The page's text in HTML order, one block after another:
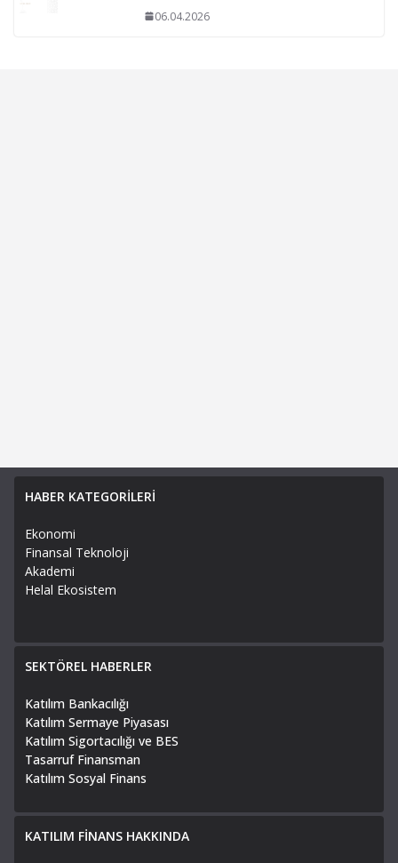
06.04.2026
HABER KATEGORİLERİ
Ekonomi
Finansal Teknoloji
Akademi
Helal Ekosistem
SEKTÖREL HABERLER
Katılım Bankacılığı
Katılım Sermaye Piyasası
Katılım Sigortacılığı ve BES
Tasarruf Finansman
Katılım Sosyal Finans
KATILIM FİNANS HAKKINDA